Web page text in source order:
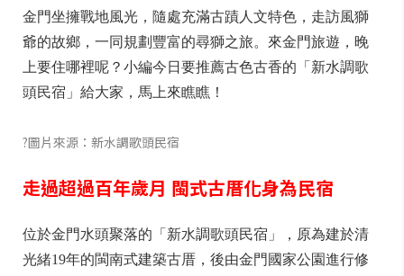
金門坐擁戰地風光，隨處充滿古蹟人文特色，走訪風獅
爺的故鄉，一同規劃豐富的尋獅之旅。來金門旅遊，晚
上要住哪裡呢？小編今日要推薦古色古香的「新水調歌
頭民宿」給大家，馬上來瞧瞧！
?圖片來源：新水調歌頭民宿
走過超過百年歲月 閩式古厝化身為民宿
位於金門水頭聚落的「新水調歌頭民宿」，原為建於清
光緒19年的閩南式建築古厝，後由金門國家公園進行修